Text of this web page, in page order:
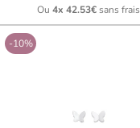
Ou4x 42.53€sans frais
-10%